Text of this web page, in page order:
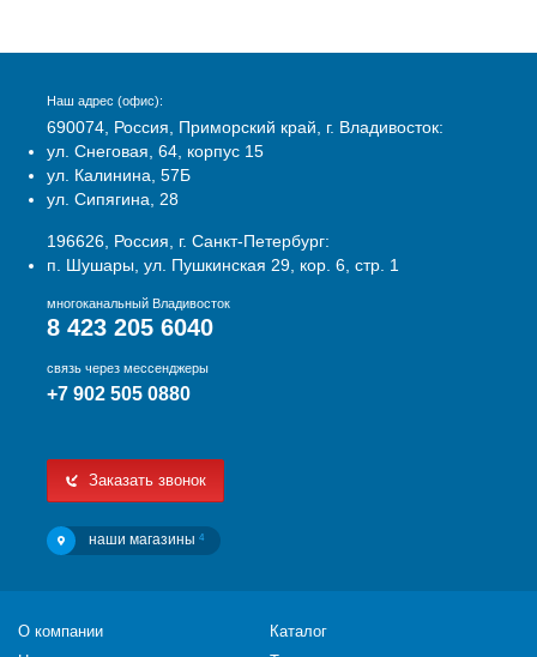
Наш адрес (офис):
690074, Россия, Приморский край, г. Владивосток:
ул. Снеговая, 64, корпус 15
ул. Калинина, 57Б
ул. Сипягина, 28
196626, Россия, г. Санкт-Петербург:
п. Шушары, ул. Пушкинская 29, кор. 6, стр. 1
многоканальный Владивосток
8 423 205 6040
связь через мессенджеры
+7 902 505 0880
Заказать звонок
наши магазины 4
О компании
Каталог